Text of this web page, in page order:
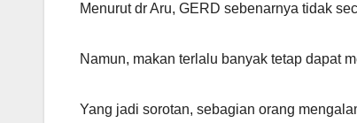
Menurut dr Aru, GERD sebenarnya tidak
Namun, makan terlalu banyak tetap dapat
Yang jadi sorotan, sebagian orang